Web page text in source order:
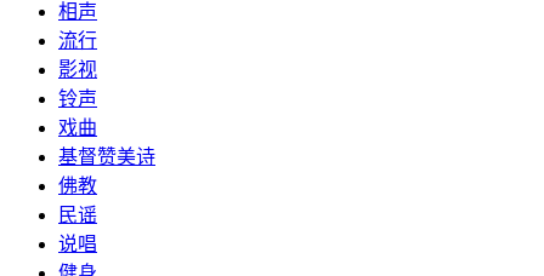
相声
流行
影视
铃声
戏曲
基督赞美诗
佛教
民谣
说唱